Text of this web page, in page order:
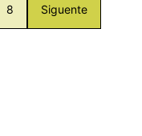
8 Siguente